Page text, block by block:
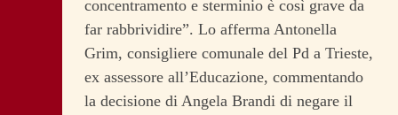
concentramento e sterminio è così grave da
far rabbrividire”. Lo afferma Antonella
Grim, consigliere comunale del Pd a Trieste,
ex assessore all’Educazione, commentando
la decisione di Angela Brandi di negare il